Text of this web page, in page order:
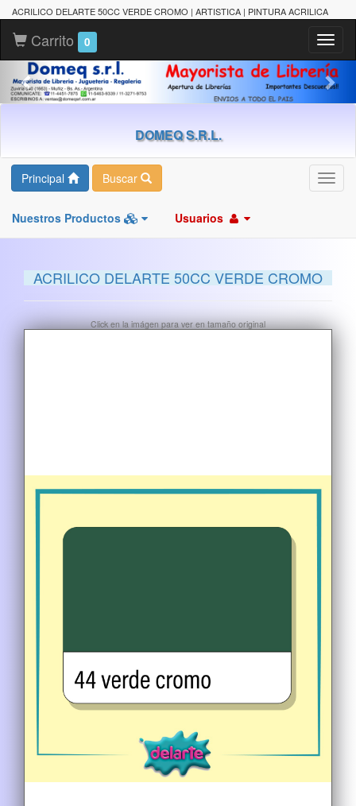
ACRILICO DELARTE 50CC VERDE CROMO | ARTISTICA | PINTURA ACRILICA
Carrito 0
DOMEQ S.R.L.
Principal Buscar
Nuestros Productos Usuarios
ACRILICO DELARTE 50CC VERDE CROMO
Click en la imágen para ver en tamaño original